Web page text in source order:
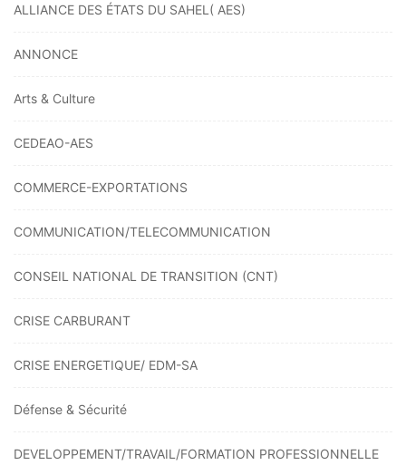
ALLIANCE DES ÉTATS DU SAHEL( AES)
ANNONCE
Arts & Culture
CEDEAO-AES
COMMERCE-EXPORTATIONS
COMMUNICATION/TELECOMMUNICATION
CONSEIL NATIONAL DE TRANSITION (CNT)
CRISE CARBURANT
CRISE ENERGETIQUE/ EDM-SA
Défense & Sécurité
DEVELOPPEMENT/TRAVAIL/FORMATION PROFESSIONNELLE